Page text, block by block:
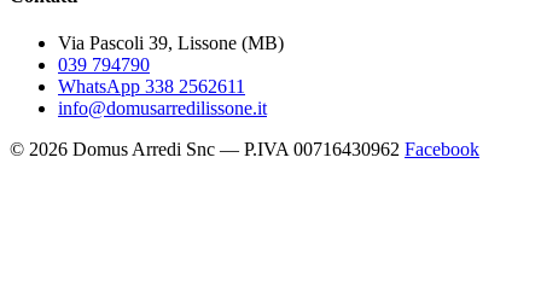
Via Pascoli 39, Lissone (MB)
039 794790
WhatsApp 338 2562611
info@domusarredilissone.it
© 2026 Domus Arredi Snc — P.IVA 00716430962 Facebook